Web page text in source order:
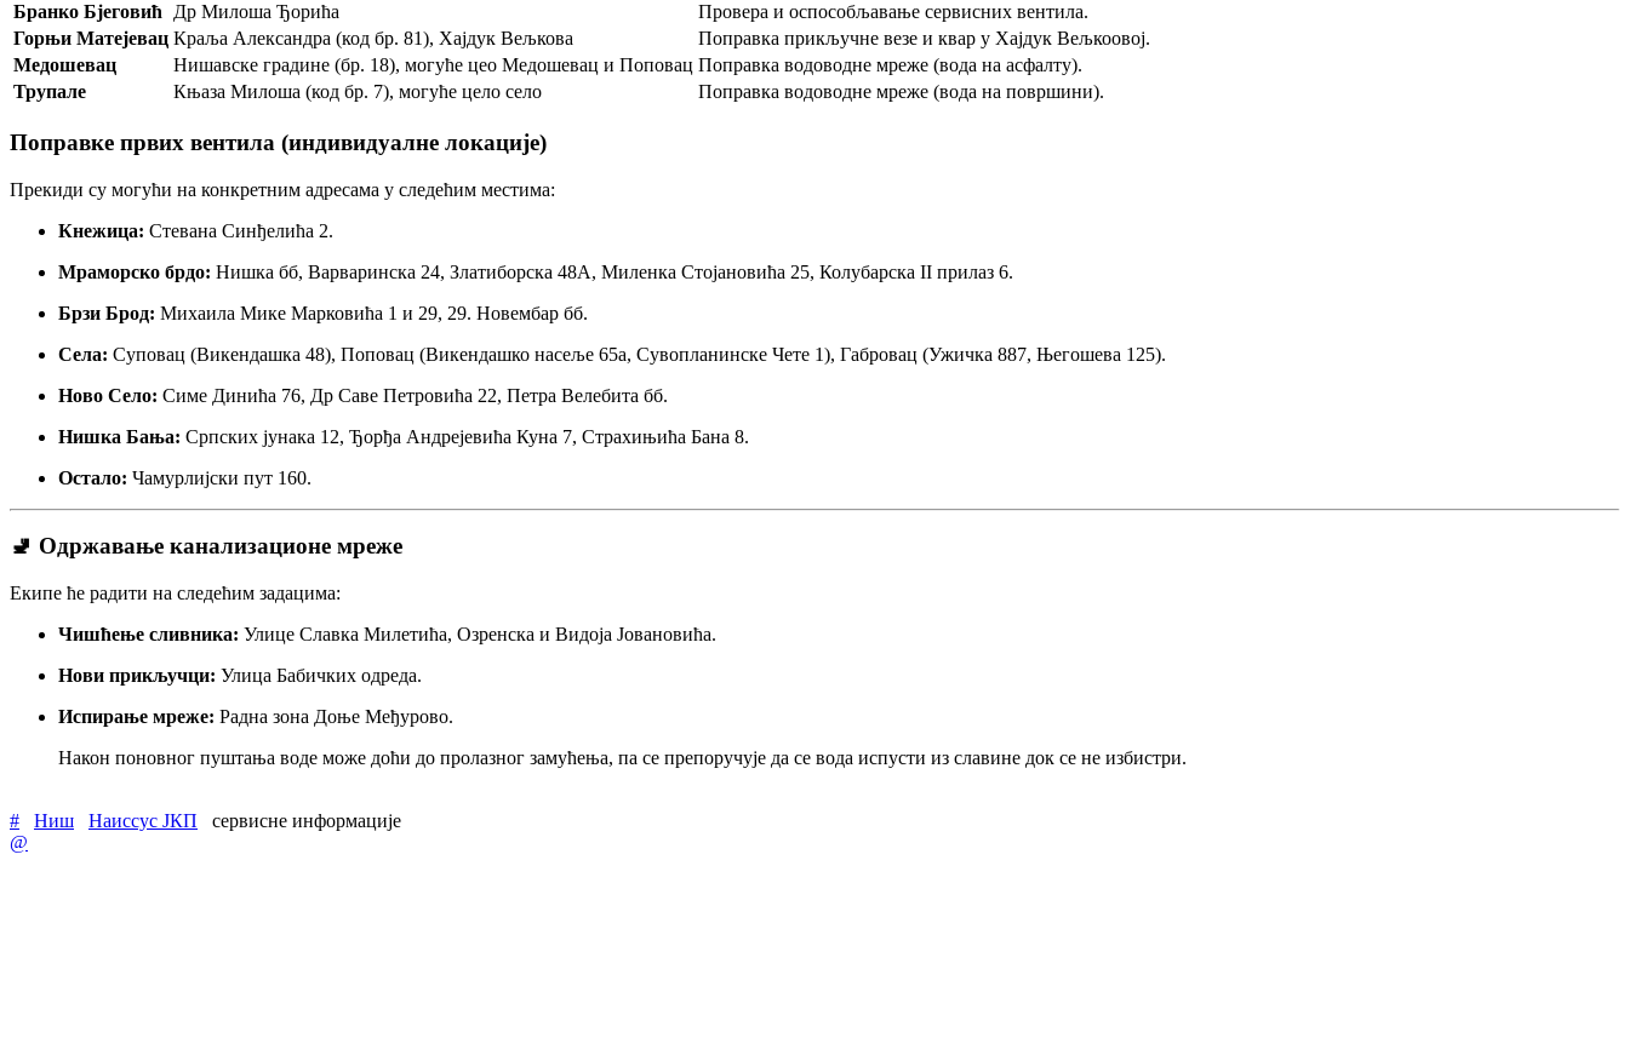
Бранко Бјеговић
Др Милоша Ђорића
Провера и оспособљавање сервисних вентила.
Горњи Матејевац Краља Александра (код бр. 81), Хајдук Вељкова
Поправка прикључне везе и квар у Хајдук Вељкоовој.
Медошевац
Нишавске градине (бр. 18), могуће цео Медошевац и Поповац Поправка водоводне мреже (вода на асфалту).
Трупале
Књаза Милоша (код бр. 7), могуће цело село Поправка водоводне мреже (вода на површини).
Поправке првих вентила (индивидуалне локације)
Прекиди су могући на конкретним адресама у следећим местима:
Кнежица: Стевана Синђелића 2.
Мраморско брдо: Нишка бб, Варваринска 24, Златиборска 48А, Миленка Стојановића 25, Колубарска II прилаз 6.
Брзи Брод: Михаила Мике Марковића 1 и 29, 29. Новембар бб.
Села: Суповац (Викендашка 48), Поповац (Викендашко насеље 65а, Сувопланинске Чете 1), Габровац (Ужичка 887, Његошева 125).
Ново Село: Симе Динића 76, Др Саве Петровића 22, Петра Велебита бб.
Нишка Бања: Српских јунака 12, Ђорђа Андрејевића Куна 7, Страхињића Бана 8.
Остало: Чамурлијски пут 160.
🚽 Одржавање канализационе мреже
Екипе ће радити на следећим задацима:
Чишћење сливника: Улице Славка Милетића, Озренска и Видоја Јовановића.
Нови прикључци: Улица Бабичких одреда.
Испирање мреже: Радна зона Доње Међурово.
Након поновног пуштања воде може доћи до пролазног замућења, па се препоручује да се вода испусти из славине док се не избистри.
# Ниш Наиссус ЈКП
сервисне информације
@